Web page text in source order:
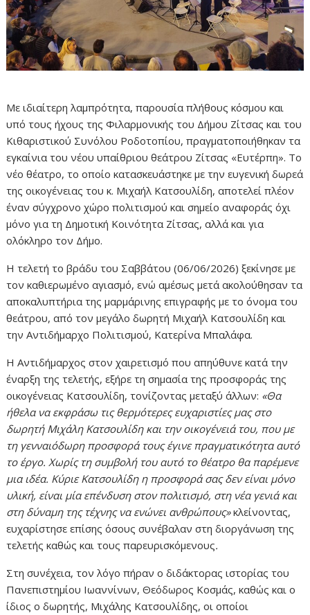
Με ιδιαίτερη λαμπρότητα, παρουσία πλήθους κόσμου και
υπό τους ήχους της Φιλαρμονικής του Δήμου Ζίτσας και του
Κιθαριστικού Συνόλου Ροδοτοπίου, πραγματοποιήθηκαν τα
εγκαίνια του νέου υπαίθριου θεάτρου Ζίτσας «Ευτέρπη». Το
νέο θέατρο, το οποίο κατασκευάστηκε με την ευγενική δωρεά
της οικογένειας του κ. Μιχαήλ Κατσουλίδη, αποτελεί πλέον
έναν σύγχρονο χώρο πολιτισμού και σημείο αναφοράς όχι
μόνο για τη Δημοτική Κοινότητα Ζίτσας, αλλά και για
ολόκληρο τον Δήμο.
Η τελετή το βράδυ του Σαββάτου (06/06/2026) ξεκίνησε με
τον καθιερωμένο αγιασμό, ενώ αμέσως μετά ακολούθησαν τα
αποκαλυπτήρια της μαρμάρινης επιγραφής με το όνομα του
θεάτρου, από τον μεγάλο δωρητή Μιχαήλ Κατσουλίδη και
την Αντιδήμαρχο Πολιτισμού, Κατερίνα Μπαλάφα.
Η Αντιδήμαρχος στον χαιρετισμό που απηύθυνε κατά την
έναρξη της τελετής, εξήρε τη σημασία της προσφοράς της
οικογένειας Κατσουλίδη, τονίζοντας μεταξύ άλλων: «Θα
ήθελα να εκφράσω τις θερμότερες ευχαριστίες μας στο
δωρητή Μιχάλη Κατσουλίδη και την οικογένειά του, που με
τη γενναιόδωρη προσφορά τους έγινε πραγματικότητα αυτό
το έργο. Χωρίς τη συμβολή του αυτό το θέατρο θα παρέμενε
μια ιδέα. Κύριε Κατσουλίδη η προσφορά σας δεν είναι μόνο
υλική, είναι μία επένδυση στον πολιτισμό, στη νέα γενιά και
στη δύναμη της τέχνης να ενώνει ανθρώπους»κλείνοντας,
ευχαρίστησε επίσης όσους συνέβαλαν στη διοργάνωση της
τελετής καθώς και τους παρευρισκόμενους.
Στη συνέχεια, τον λόγο πήραν ο διδάκτορας ιστορίας του
Πανεπιστημίου Ιωαννίνων, Θεόδωρος Κοσμάς, καθώς και ο
ίδιος ο δωρητής, Μιχάλης Κατσουλίδης, οι οποίοι